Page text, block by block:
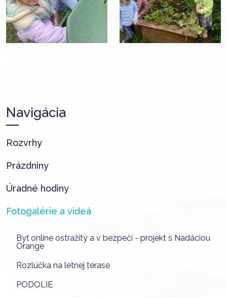
Navigácia
Rozvrhy
Prázdniny
Úradné hodiny
Fotogalérie a videá
Byť online ostražitý a v bezpečí - projekt s Nadáciou
Orange
Rozlúčka na letnej terase
PODOLIE